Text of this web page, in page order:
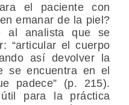
el paciente con
emanar de la piel?
al analista que se
“articular el cuerpo
así devolver la
se encuentra en el
padece” (p. 215).
para la práctica